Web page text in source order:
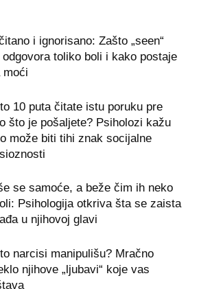
i ignorisano: Zašto „seen“
odgovora toliko boli i kako postaje
moći
10 puta čitate istu poruku pre
što je pošaljete? Psiholozi kažu
može biti tihi znak socijalne
se samoće, a beže čim ih neko
Psihologija otkriva šta se zaista
u njihovoj glavi
narcisi manipulišu? Mračno
njihove „ljubavi“ koje vas